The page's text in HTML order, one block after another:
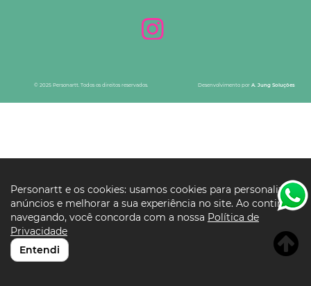
© 2025 Personartt. Todos os direitos reservados. Desenvolvimento por A. Jung Soluções
Personartt e os cookies: usamos cookies para personalizar
anúncios e melhorar a sua experiência no site. Ao continuar
navegando, você concorda com a nossa Política de
Privacidade
Entendi